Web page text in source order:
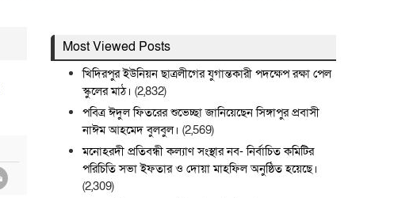
Most Viewed Posts
খিদিরপুর ইউনিয়ন ছাত্রলীগের যুগান্তকারী পদক্ষেপ রক্ষা পেল
স্কুলের মাঠ। (2,832)
পবিত্র ঈদুল ফিতরের শুভেচ্ছা জানিয়েছেন সিঙ্গাপুর প্রবাসী
নাঈম আহমেদ বুলবুল। (2,569)
মনোহরদী প্রতিবন্ধী কল্যাণ সংস্থার নব- নির্বাচিত কমিটির
পরিচিতি সভা ইফতার ও দোয়া মাহফিল অনুষ্ঠিত হয়েছে।
(2,309)